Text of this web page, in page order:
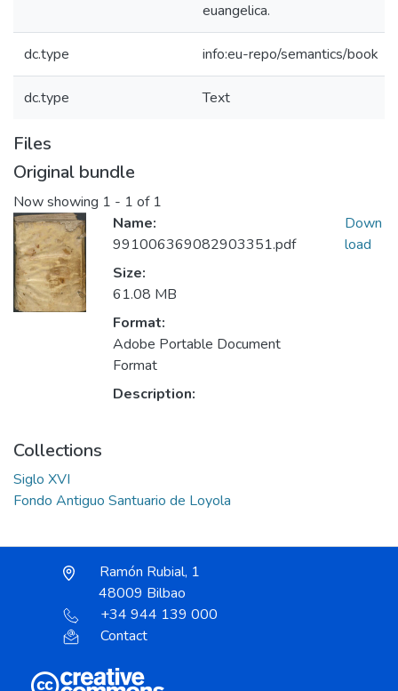
euangelica.
dc.type info:eu-repo/semantics/book
dc.type Text
Files
Original bundle
Now showing 1 - 1 of 1
Name:
991006369082903351.pdf
Size:
61.08 MB
Format:
Adobe Portable Document
Format
Description:
Down
load
Collections
Siglo XVI
Fondo Antiguo Santuario de Loyola
Ramón Rubial, 1
48009 Bilbao
+34 944 139 000
Contact